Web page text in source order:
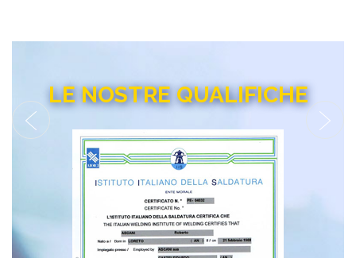
LE NOSTRE QUALIFICHE